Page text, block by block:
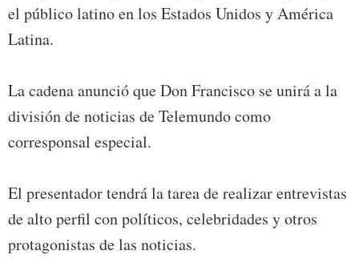
el público latino en los Estados Unidos y América
Latina.
La cadena anunció que Don Francisco se unirá a la
división de noticias de Telemundo como
corresponsal especial.
El presentador tendrá la tarea de realizar entrevistas
de alto perfil con políticos, celebridades y otros
protagonistas de las noticias.